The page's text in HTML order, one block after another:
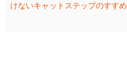
けないキャットステップのすすめ